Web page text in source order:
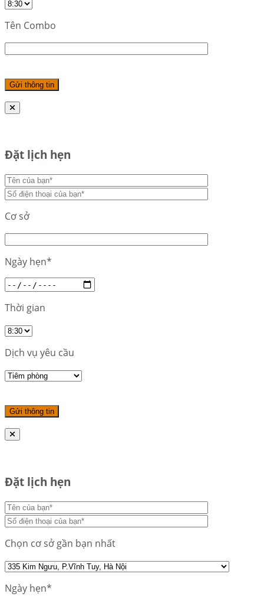
Tên Combo
Đặt lịch hẹn
Cơ sở
Ngày hẹn*
Thời gian
Dịch vụ yêu cầu
Đặt lịch hẹn
Chọn cơ sở gần bạn nhất
Ngày hẹn*